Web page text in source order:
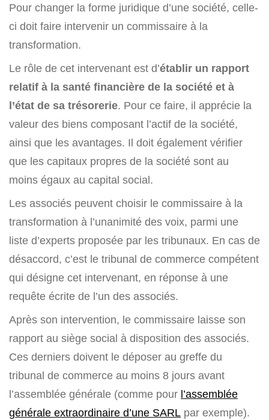
Pour changer la forme juridique d’une société, celle-
ci doit faire intervenir un commissaire à la
transformation.
Le rôle de cet intervenant est d’établir un rapport
relatif à la santé financière de la société et à
l’état de sa trésorerie. Pour ce faire, il apprécie la
valeur des biens composant l’actif de la société,
ainsi que les avantages. Il doit également vérifier
que les capitaux propres de la société sont au
moins égaux au capital social.
Les associés peuvent choisir le commissaire à la
transformation à l’unanimité des voix, parmi une
liste d’experts proposée par les tribunaux. En cas de
désaccord, c’est le tribunal de commerce compétent
qui désigne cet intervenant, en réponse à une
requête écrite de l’un des associés.
Après son intervention, le commissaire laisse son
rapport au siège social à disposition des associés.
Ces derniers doivent le déposer au greffe du
tribunal de commerce au moins 8 jours avant
l’assemblée générale (comme pour l’assemblée
générale extraordinaire d’une SARL par exemple).